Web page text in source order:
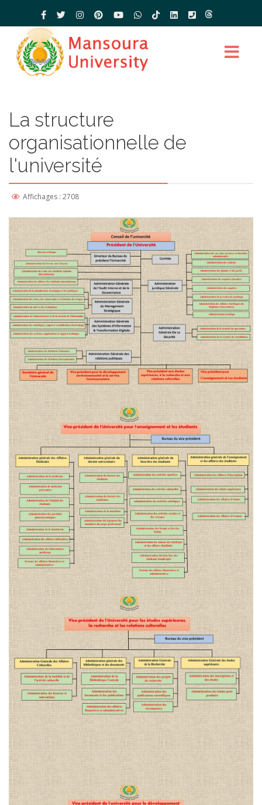
La structure
organisationnelle de
l'université
Affichages : 2708